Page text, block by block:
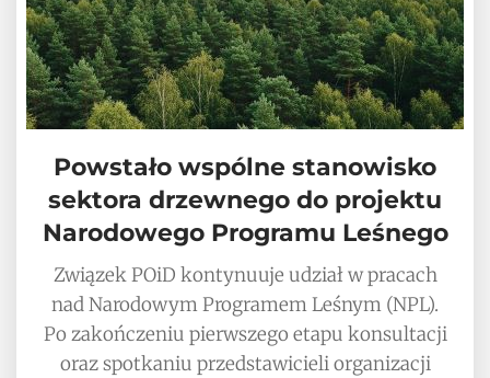
Powstało wspólne stanowisko
sektora drzewnego do projektu
Narodowego Programu Leśnego
Związek POiD kontynuuje udział w pracach
nad Narodowym Programem Leśnym (NPL).
Po zakończeniu pierwszego etapu konsultacji
oraz spotkaniu przedstawicieli organizacji